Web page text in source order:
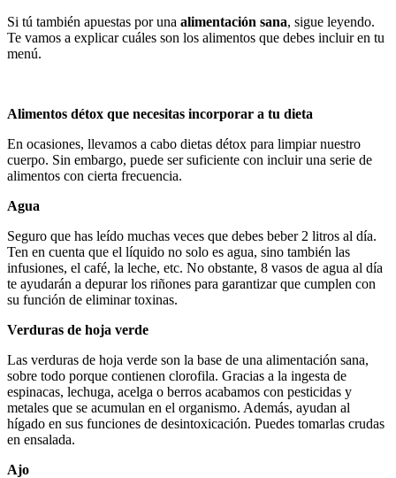
Si tú también apuestas por una alimentación sana, sigue leyendo.
Te vamos a explicar cuáles son los alimentos que debes incluir en tu
menú.
Alimentos détox que necesitas incorporar a tu dieta
En ocasiones, llevamos a cabo dietas détox para limpiar nuestro
cuerpo. Sin embargo, puede ser suficiente con incluir una serie de
alimentos con cierta frecuencia.
Agua
Seguro que has leído muchas veces que debes beber 2 litros al día.
Ten en cuenta que el líquido no solo es agua, sino también las
infusiones, el café, la leche, etc. No obstante, 8 vasos de agua al día
te ayudarán a depurar los riñones para garantizar que cumplen con
su función de eliminar toxinas.
Verduras de hoja verde
Las verduras de hoja verde son la base de una alimentación sana,
sobre todo porque contienen clorofila. Gracias a la ingesta de
espinacas, lechuga, acelga o berros acabamos con pesticidas y
metales que se acumulan en el organismo. Además, ayudan al
hígado en sus funciones de desintoxicación. Puedes tomarlas crudas
en ensalada.
Ajo